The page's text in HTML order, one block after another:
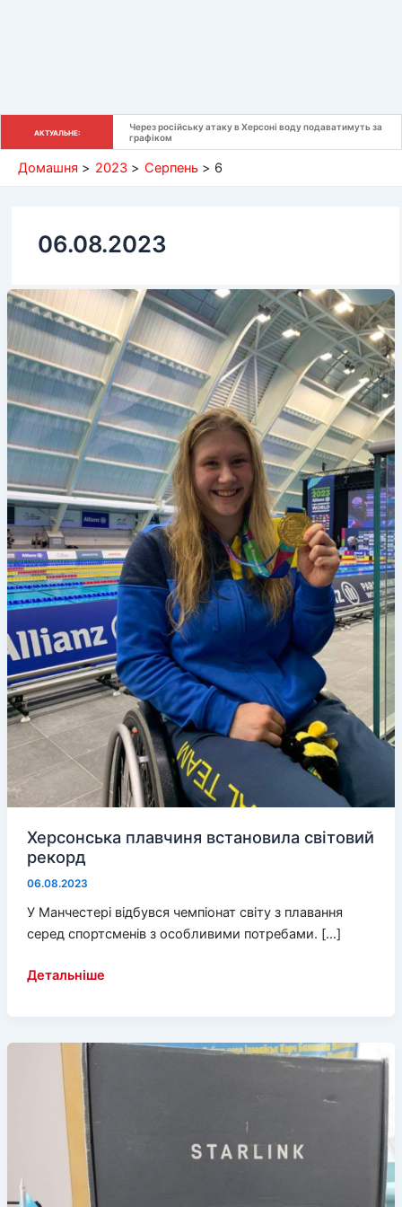
АКТУАЛЬНЕ:
Через російську атаку в Херсоні воду подаватимуть за
графіком
Домашня 2023 Серпень 6
06.08.2023
Херсонська плавчиня встановила світовий
рекорд
06.08.2023
У Манчестері відбувся чемпіонат світу з плавання
серед спортсменів з особливими потребами. […]
Херсонська
світовий
рекорд
Детальніше